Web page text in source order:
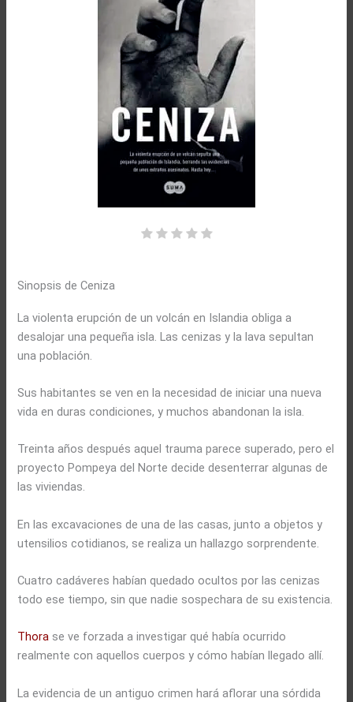
Sinopsis de Ceniza
La violenta erupción de un volcán en Islandia obliga a
desalojar una pequeña isla. Las cenizas y la lava sepultan
una población.
Sus habitantes se ven en la necesidad de iniciar una nueva
vida en duras condiciones, y muchos abandonan la isla.
Treinta años después aquel trauma parece superado, pero el
proyecto Pompeya del Norte decide desenterrar algunas de
las viviendas.
En las excavaciones de una de las casas, junto a objetos y
utensilios cotidianos, se realiza un hallazgo sorprendente.
Cuatro cadáveres habían quedado ocultos por las cenizas
todo ese tiempo, sin que nadie sospechara de su existencia.
Thora se ve forzada a investigar qué había ocurrido
realmente con aquellos cuerpos y cómo habían llegado allí.
La evidencia de un antiguo crimen hará aflorar una sórdida